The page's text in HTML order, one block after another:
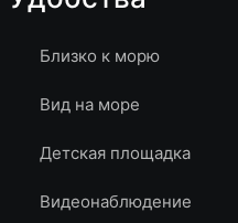
Близко к морю
Вид на море
Детская площадка
Видеонаблюдение